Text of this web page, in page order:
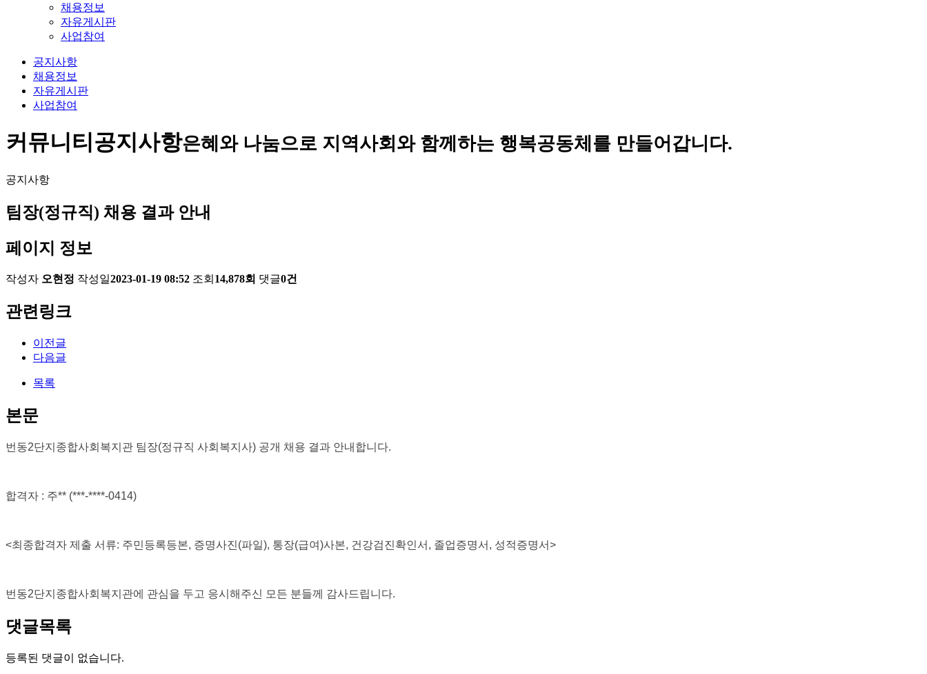
채용정보
자유게시판
사업참여
공지사항
채용정보
자유게시판
사업참여
커뮤니티공지사항은혜와 나눔으로 지역사회와 함께하는 행복공동체를 만들어갑니다.
공지사항
팀장(정규직) 채용 결과 안내
페이지 정보
작성자 오현정 작성일2023-01-19 08:52 조회 14,878회 댓글0건
관련링크
이전글
다음글
목록
본문
번동2단지종합사회복지관 팀장(정규직 사회복지사) 공개 채용 결과 안내합니다.
합격자 : 주** (***-****-0414)
<최종합격자 제출 서류: 주민등록등본, 증명사진 (파일), 통장(급여)사본, 건강검진확인서 , 졸업증명서 , 성적증명서>
번동2단지종합사회복지관에 관심을 두고 응시해주신 모든 분들께 감사드립니다.
댓글목록
등록된 댓글이 없습니다.